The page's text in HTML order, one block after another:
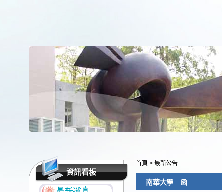
資訊看板
首頁 > 最新公告
南華大學 函